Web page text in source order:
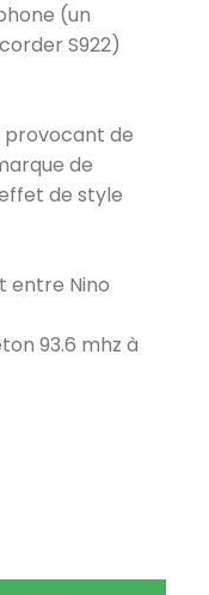
(un
S922)
provocant de
de
de style
entre Nino
93.6 mhz à